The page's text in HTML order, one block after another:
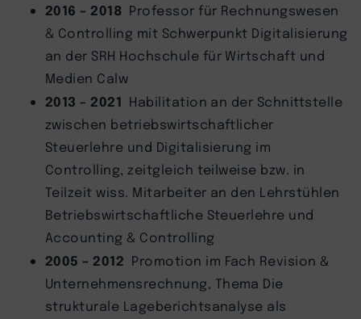
2016 – 2018 Professor für Rechnungswesen
& Controlling mit Schwerpunkt Digitalisierung
an der SRH Hochschule für Wirtschaft und
Medien Calw
2013 – 2021 Habilitation an der Schnittstelle
zwischen betriebswirtschaftlicher
Steuerlehre und Digitalisierung im
Controlling, zeitgleich teilweise bzw. in
Teilzeit wiss. Mitarbeiter an den Lehrstühlen
Betriebswirtschaftliche Steuerlehre und
Accounting & Controlling
2005 – 2012 Promotion im Fach Revision &
Unternehmensrechnung, Thema Die
strukturale Lageberichtsanalyse als